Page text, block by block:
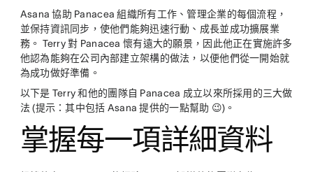
Asana 協助 Panacea 組織所有工作、管理企業的每個流程，
並保持資訊同步，使他們能夠迅速行動、成長並成功擴展業
務。 Terry 對 Panacea 懷有遠大的願景，因此他正在實施許多
他認為能夠在公司內部建立架構的做法，以便他們從一開始就
為成功做好準備。
以下是 Terry 和他的團隊自 Panacea 成立以來所採用的三大做
法 (提示：其中包括 Asana 提供的一點幫助 😉)。
掌握每一項詳細資料